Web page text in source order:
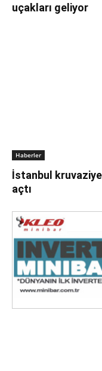
uçakları geliyor
Haberler
İstanbul
açtı